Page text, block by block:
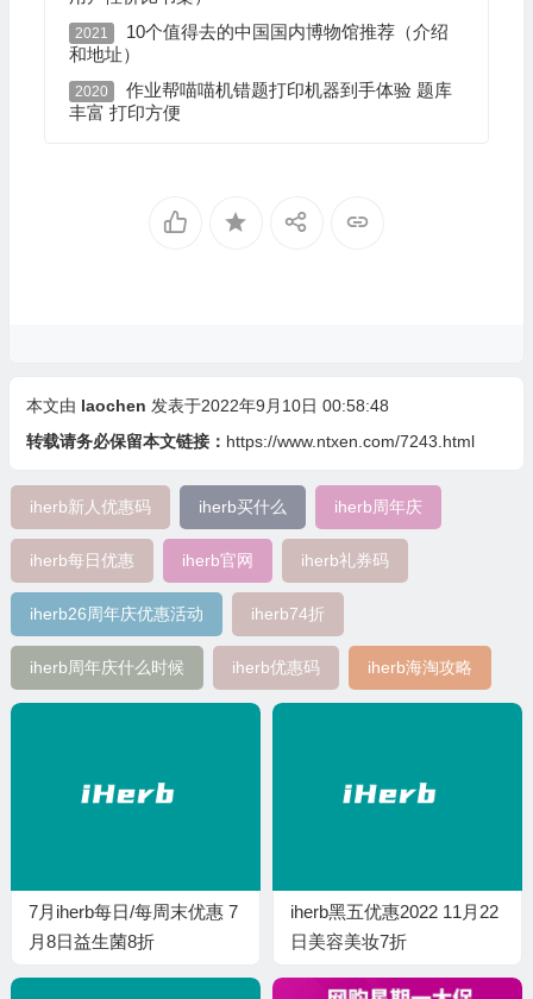
2021
10个值得去的中国国内博物馆推荐（介绍
和地址）
2020
作业帮喵喵机错题打印机器到手体验 题库
丰富 打印方便
本文由 laochen 发表于2022年9月10日 00:58:48
转载请务必保留本文链接： https://www.ntxen.com/7243.html
iherb新人优惠码 iherb买什么 iherb周年庆
iherb每日优惠 iherb官网 iherb礼券码
iherb26周年庆优惠活动 iherb74折
iherb周年庆什么时候 iherb优惠码 iherb海淘攻略
7月iherb每日/每周末优惠 7
月8日益生菌8折
iherb黑五优惠2022 11月22
日美容美妆7折